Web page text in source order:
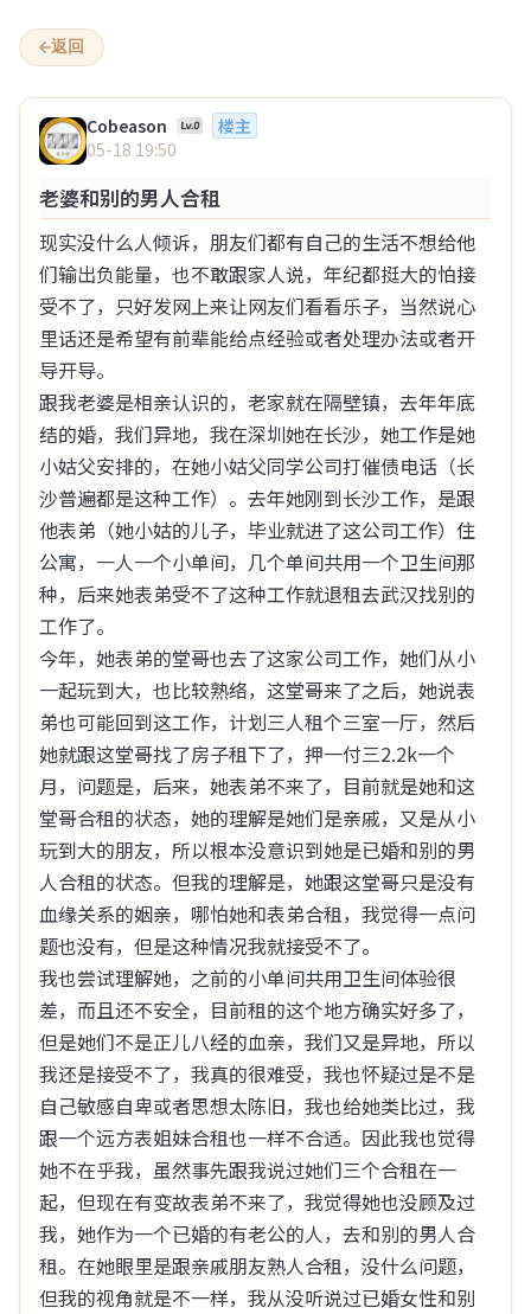
心事倾诉网 – 匿名倾诉心事，
欢迎来到“心事倾诉网”
全部 情感 八卦 生活 两性
1 2 3 4 6 … 9
步行街的一个猫
08-07 15:04
有没有觉得？过了35，对女人的兴趣每年断崖式下
降
之前xxn的言论男的过了30就是50，我还不信，现在发
现说的不无道理。
看到美女已经波澜不惊，跟以前大不一样了。
最重要的原因是大部分男的过了35看到了天花板，事
业不好不坏，受到三座大山里的两座压迫，下班要保持
良好心情成了…
展开
浏览(56) 回复(0) 点赞(1)
了凡大师
08-06 11:01
和媳妇第一次在车上xx，失败了
心理压力好大，虽说地方已经很偏僻了，但是xx到一半
有个车从附近经过，停下来分心了，然后就失败了。图
是附近实景，黑云压城要下大雨了。
浏览(59) 回复(0) 点赞(2)
返回
Cobeason
楼主
05-18 19:50
老婆和别的男人合租
现实没什么人倾诉，朋友们都有自己的生活不想给他
们输出负能量，也不敢跟家人说，年纪都挺大的怕接
受不了，只好发网上来让网友们看看乐子，当然说心
里话还是希望有前辈能给点经验或者处理办法或者开
导开导。
跟我老婆是相亲认识的，老家就在隔壁镇，去年年底
结的婚，我们异地，我在深圳她在长沙，她工作是她
小姑父安排的，在她小姑父同学公司打催债电话（长
沙普遍都是这种工作）。去年她刚到长沙工作，是跟
他表弟（她小姑的儿子，毕业就进了这公司工作）住
公寓，一人一个小单间，几个单间共用一个卫生间那
种，后来她表弟受不了这种工作就退租去武汉找别的
工作了。
今年，她表弟的堂哥也去了这家公司工作，她们从小
一起玩到大，也比较熟络，这堂哥来了之后，她说表
弟也可能回到这工作，计划三人租个三室一厅，然后
她就跟这堂哥找了房子租下了，押一付三2.2k一个
月，问题是，后来，她表弟不来了，目前就是她和这
堂哥合租的状态，她的理解是她们是亲戚，又是从小
玩到大的朋友，所以根本没意识到她是已婚和别的男
人合租的状态。但我的理解是，她跟这堂哥只是没有
血缘关系的姻亲，哪怕她和表弟合租，我觉得一点问
题也没有，但是这种情况我就接受不了。
我也尝试理解她，之前的小单间共用卫生间体验很
差，而且还不安全，目前租的这个地方确实好多了，
但是她们不是正儿八经的血亲，我们又是异地，所以
我还是接受不了，我真的很难受，我也怀疑过是不是
自己敏感自卑或者思想太陈旧，我也给她类比过，我
跟一个远方表姐妹合租也一样不合适。因此我也觉得
她不在乎我，虽然事先跟我说过她们三个合租在一
起，但现在有变故表弟不来了，我觉得她也没顾及过
我，她作为一个已婚的有老公的人，去和别的男人合
租。在她眼里是跟亲戚朋友熟人合租，没什么问题，
但我的视角就是不一样，我从没听说过已婚女性和别